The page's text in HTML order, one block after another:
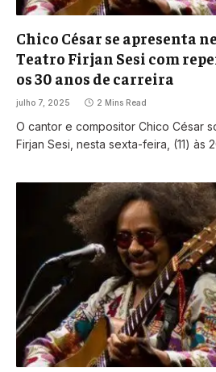
Chico César se apresenta
Teatro Firjan Sesi com
os 30 anos de carreira
julho 7, 2025 2 Mins Read
O cantor e compositor Chico César
Firjan Sesi, nesta sexta-feira, (11) às